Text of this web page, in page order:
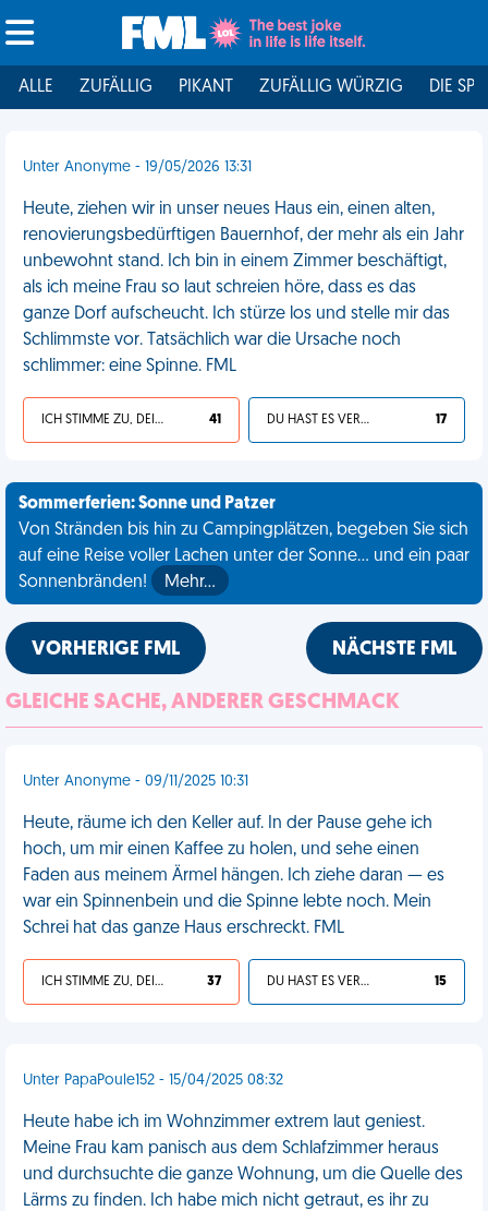
ALLE ZUFÄLLIG PIKANT ZUFÄLLIG WÜRZIG DIE
Unter Anonyme - 19/05/2026 13:31
Heute, ziehen wir in unser neues Haus ein, einen alten,
renovierungsbedürftigen Bauernhof, der mehr als ein Jahr
unbewohnt stand. Ich bin in einem Zimmer beschäftigt,
als ich meine Frau so laut schreien höre, dass es das
ganze Dorf aufscheucht. Ich stürze los und stelle mir das
Schlimmste vor. Tatsächlich war die Ursache noch
schlimmer: eine Spinne. FML
ICH STIMME ZU, DEIN LEBEN IST SCHEISSE 41 DU HAST ES VERDIENT 17
Sommerferien: Sonne und Patzer
Von Stränden bis hin zu Campingplätzen, begeben Sie sich
auf eine Reise voller Lachen unter der Sonne... und ein paar
Sonnenbränden!
Mehr…
VORHERIGE FML NÄCHSTE FML
GLEICHE SACHE, ANDERER GESCHMACK
Unter Anonyme - 09/11/2025 10:31
Heute, räume ich den Keller auf. In der Pause gehe ich
hoch, um mir einen Kaffee zu holen, und sehe einen
Faden aus meinem Ärmel hängen. Ich ziehe daran — es
war ein Spinnenbein und die Spinne lebte noch. Mein
Schrei hat das ganze Haus erschreckt. FML
ICH STIMME ZU, DEIN LEBEN IST SCHEISSE 37 DU HAST ES VERDIENT 15
Unter PapaPoule152 - 15/04/2025 08:32
Heute habe ich im Wohnzimmer extrem laut geniest.
Meine Frau kam panisch aus dem Schlafzimmer heraus
und durchsuchte die ganze Wohnung, um die Quelle des
Lärms zu finden. Ich habe mich nicht getraut, es ihr zu